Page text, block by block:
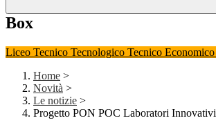
Box
Liceo Tecnico Tecnologico Tecnico Economico
Home >
Novità >
Le notizie >
Progetto PON POC Laboratori Innovativi